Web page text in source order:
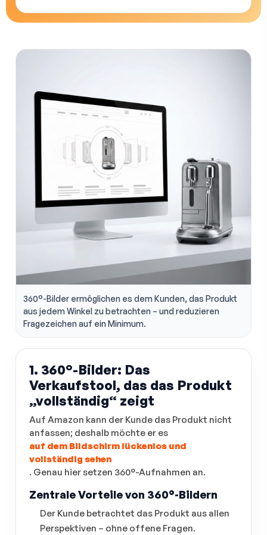
360°-Bilder ermöglichen es dem Kunden, das Produkt
aus jedem Winkel zu betrachten – und reduzieren
Fragezeichen auf ein Minimum.
1. 360°-Bilder: Das
Verkaufstool, das das Produkt
„vollständig“ zeigt
Auf Amazon kann der Kunde das Produkt nicht
anfassen; deshalb möchte er es
auf dem Bildschirm lückenlos und
vollständig sehen
. Genau hier setzen 360°-Aufnahmen an.
Zentrale Vorteile von 360°-Bildern
Der Kunde betrachtet das Produkt aus allen
Perspektiven – ohne offene Fragen.